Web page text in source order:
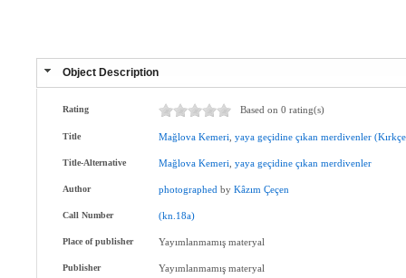
Object Description
Rating Based on 0 rating(s)
Title Mağlova Kemeri ,yaya geçidine çıkan merdivenler
Title-Alternative Mağlova Kemeri ,yaya geçidine çıkan merdivenler
Author photographed byKâzım Çeçen
Call Number (kn.18a)
Place of publisher Yayımlanmamış materyal
Publisher Yayımlanmamış materyal